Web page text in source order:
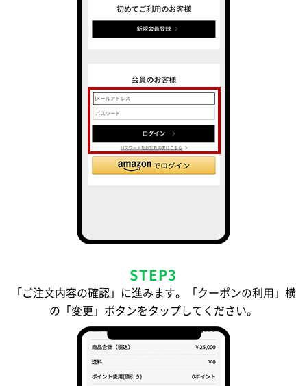
STEP3
「ご注文内容の確認」に進みます。「クーポンの利用」横
の「変更」ボタンをタップしてください。